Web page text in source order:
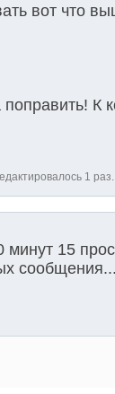
вот что
К
1 раз.
15
сообщения...